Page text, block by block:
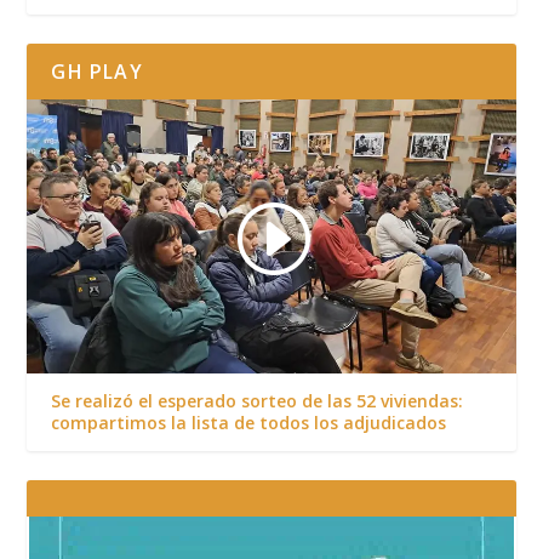
GH PLAY
Se realizó el esperado sorteo de las 52 viviendas:
compartimos la lista de todos los adjudicados